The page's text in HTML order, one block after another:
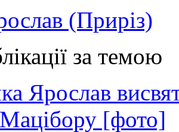
(Приріз)
за темою
Ярослав
[фото]